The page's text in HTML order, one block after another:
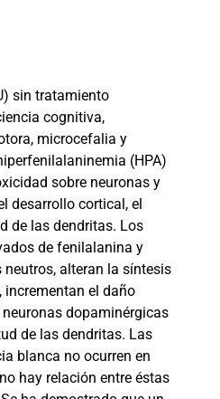
sin tratamiento
cognitiva,
microcefalia y
(HPA)
sobre neuronas y
desarrollo cortical, el
de las dendritas. Los
de fenilalanina y
alteran la síntesis
incrementan el daño
dopaminérgicas
de las dendritas. Las
blanca no ocurren en
hay relación entre éstas